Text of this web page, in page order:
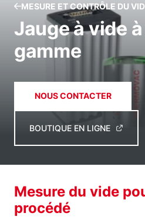
MESURE ET CONTRÔLE DU
Jauge à vide
gamme
NOUS CONTACTER
BOUTIQUE EN LIGNE
Mesure du vide
procédé